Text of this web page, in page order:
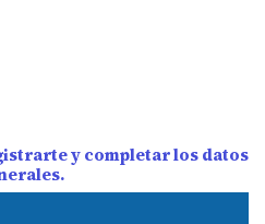
y completar los datos